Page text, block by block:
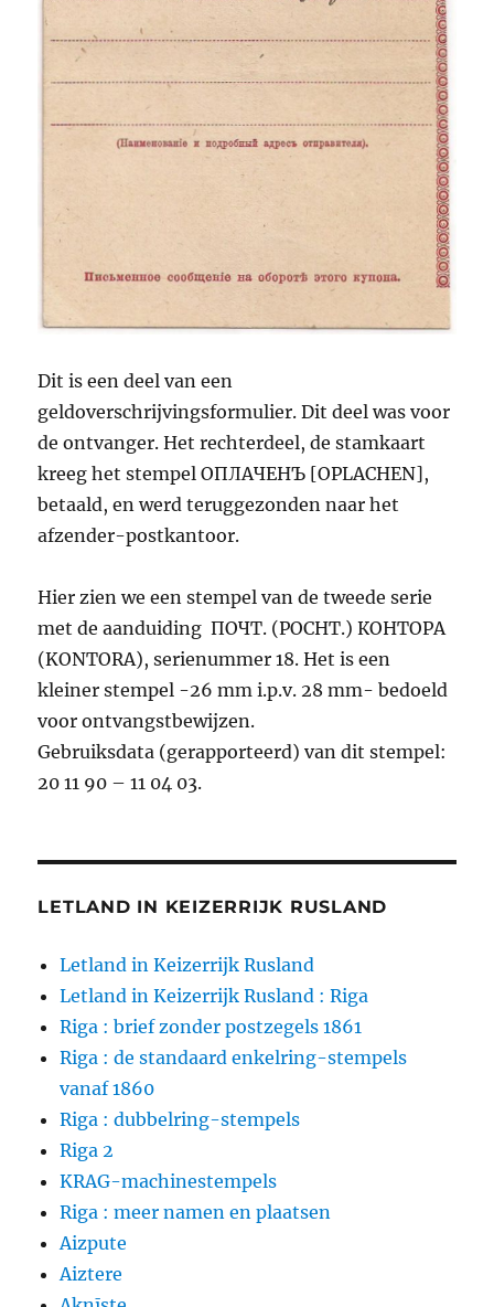
Dit is een deel van een
geldoverschrijvingsformulier. Dit deel was voor
de ontvanger. Het rechterdeel, de stamkaart
kreeg het stempel ОПЛАЧЕНЪ [OPLACHEN],
betaald, en werd teruggezonden naar het
afzender-postkantoor.
Hier zien we een stempel van de tweede serie
met de aanduiding ПОЧТ. (POCHT.) КОНТОРА
(KONTORA), serienummer 18. Het is een
kleiner stempel -26 mm i.p.v. 28 mm- bedoeld
voor ontvangstbewijzen.
Gebruiksdata (gerapporteerd) van dit stempel:
20 11 90 – 11 04 03.
LETLAND IN KEIZERRIJK RUSLAND
Letland in Keizerrijk Rusland
Letland in Keizerrijk Rusland : Riga
Riga : brief zonder postzegels 1861
Riga : de standaard enkelring-stempels
vanaf 1860
Riga : dubbelring-stempels
Riga 2
KRAG-machinestempels
Riga : meer namen en plaatsen
Aizpute
Aiztere